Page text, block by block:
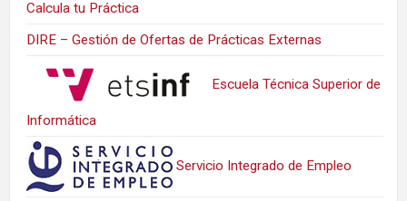
Calcula tu Práctica
DIRE – Gestión de Ofertas de Prácticas Externas
Escuela Técnica Superior de
Informática
Servicio Integrado de Empleo